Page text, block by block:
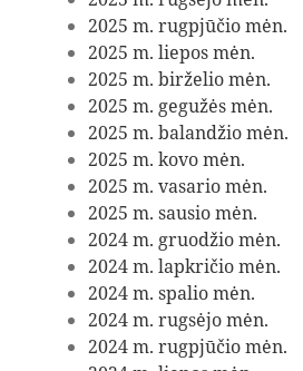
2025 m. rugpjūčio mėn.
2025 m. liepos mėn.
2025 m. birželio mėn.
2025 m. gegužės mėn.
2025 m. balandžio mėn.
2025 m. kovo mėn.
2025 m. vasario mėn.
2025 m. sausio mėn.
2024 m. gruodžio mėn.
2024 m. lapkričio mėn.
2024 m. spalio mėn.
2024 m. rugsėjo mėn.
2024 m. rugpjūčio mėn.